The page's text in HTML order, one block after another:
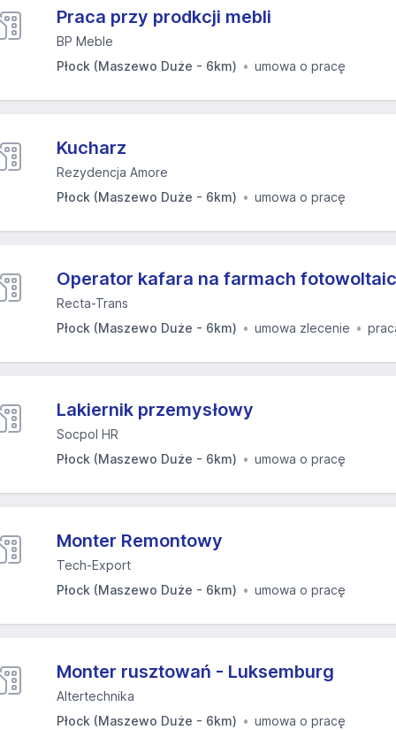
Praca przy prodkcji mebli
BP Meble
Płock (Maszewo Duże - 6km)
umowa o pracę
Kucharz
Rezydencja Amore
Płock (Maszewo Duże - 6km)
umowa o pracę
Operator kafara na farmach
Recta-Trans
Płock (Maszewo Duże - 6km)
umowa zlecenie
Lakiernik przemysłowy
Socpol HR
Płock (Maszewo Duże - 6km)
umowa o pracę
Monter Remontowy
Tech-Export
Płock (Maszewo Duże - 6km)
umowa o pracę
Monter rusztowań - Luksemburg
Altertechnika
Płock (Maszewo Duże - 6km)
umowa o pracę